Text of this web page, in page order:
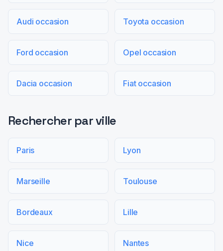
Audi occasion Toyota occasion
Ford occasion Opel occasion
Dacia occasion Fiat occasion
Rechercher par ville
Paris Lyon
Marseille Toulouse
Bordeaux Lille
Nice Nantes